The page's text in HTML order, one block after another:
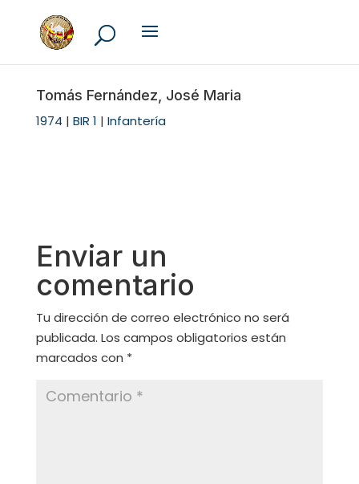
Tomás Fernández, José Maria
1974 | BIR 1 | Infantería
Enviar un
comentario
Tu dirección de correo electrónico no será
publicada. Los campos obligatorios están
marcados con *